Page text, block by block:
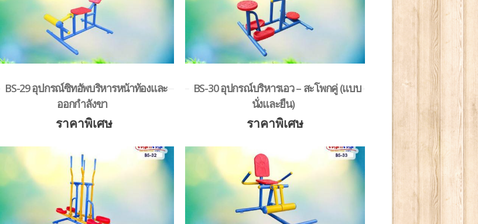
BS-29 อุปกรณ์ซิทอัพบริหารหน้าท้องและ
ออกกำลังขา
ราคาพิเศษ
BS-30 อุปกรณ์บริหารเอว – สะโพกคู่ (แบบ
นั่งและยืน)
ราคาพิเศษ